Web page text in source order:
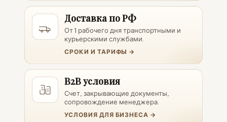
Доставка по РФ
От 1 рабочего дня транспортными и
курьерскими службами.
СРОКИ И ТАРИФЫ →
B2B условия
Счет, закрывающие документы,
сопровождение менеджера.
УСЛОВИЯ ДЛЯ БИЗНЕСА →